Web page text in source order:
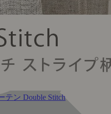
テン Double Stitch